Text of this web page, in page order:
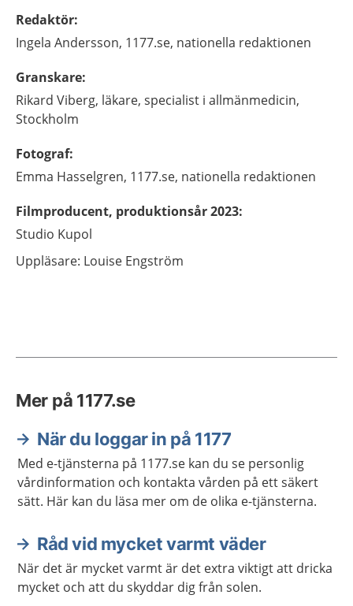
Redaktör:
Ingela Andersson, 1177.se, nationella redaktionen
Granskare:
Rikard Viberg, läkare, specialist i allmänmedicin,
Stockholm
Fotograf:
Emma Hasselgren, 1177.se, nationella redaktionen
Filmproducent, produktionsår 2023:
Studio Kupol
Uppläsare: Louise Engström
Mer på 1177.se
När du loggar in på 1177
Med e-tjänsterna på 1177.se kan du se personlig
vårdinformation och kontakta vården på ett säkert
sätt. Här kan du läsa mer om de olika e-tjänsterna.
Råd vid mycket varmt väder
När det är mycket varmt är det extra viktigt att dricka
mycket och att du skyddar dig från solen.